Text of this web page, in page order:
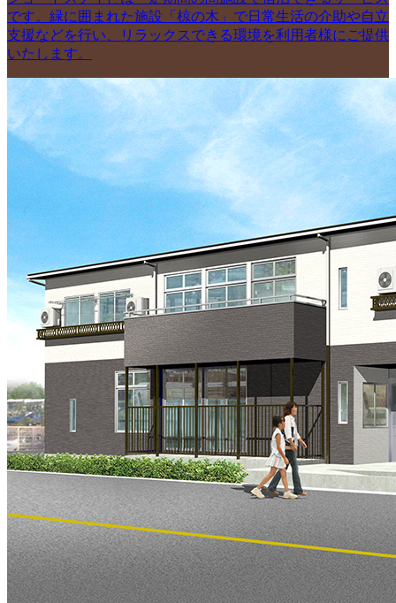
です。緑に囲まれた施設「椋の木」で日常生活の介助や自立
支援などを行い、リラックスできる環境を利用者様にご提供
いたします。